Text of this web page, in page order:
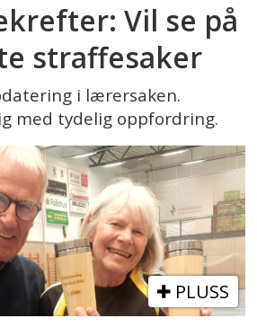
Vil se på
straffesaker
i lærersaken.
med tydelig oppfordring.
PLUSS